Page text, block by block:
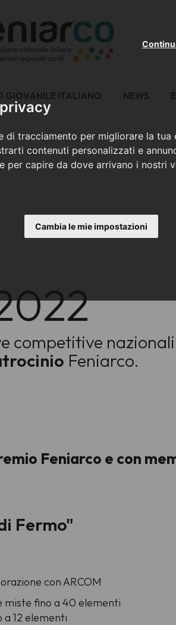
di tracciamento per migliorare la tua
contenuti personalizzati e
per capire da dove arrivano i nostri
Cambia le mie impostazioni
GIOVANILE ITALIANO NEWS
competitive
Feniarco.
Feniarco e con
Fermo"
con ARCOM
miste fino a 40 elementi
12 elementi